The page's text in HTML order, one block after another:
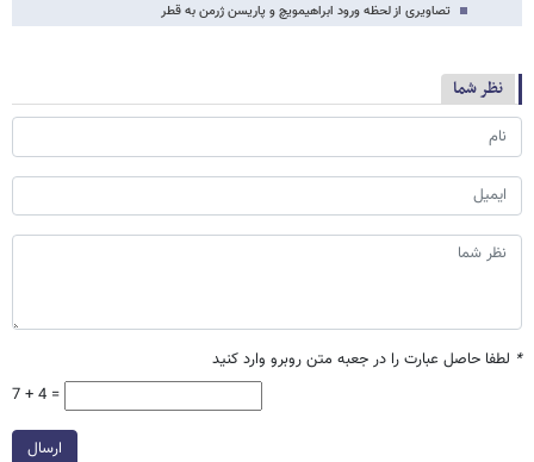
تصاویری از لحظه ورود ابراهیمویچ و پاریسن ژرمن به قطر
نظر شما
* لطفا حاصل عبارت را در جعبه متن روبرو وارد کنید
7 + 4 =
ارسال